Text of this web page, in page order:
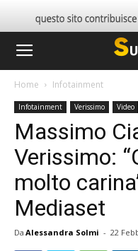
Home Infotainment
Infotainment Verissimo Video
Massimo
Verissimo:
molto
Mediaset
Da Alessandra Solmi - 22